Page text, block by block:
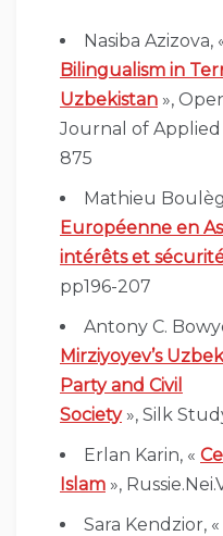
Nasiba Azizova,
Bilingualism in
Uzbekistan »,
Journal of Applied
875
Mathieu
Européenne en
intérêts et
pp196-207
Antony C.
Mirziyoyev’s
Party and Civil
Society», Silk
Erlan Karin, «
Islam »,
Sara Kendzior, «